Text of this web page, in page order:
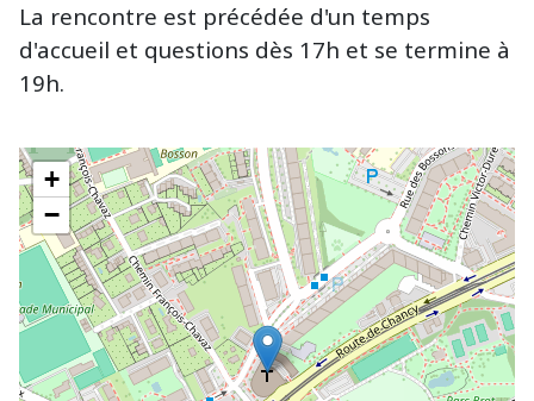
La rencontre est précédée d'un temps
d'accueil et questions dès 17h et se termine à
19h.
+
−